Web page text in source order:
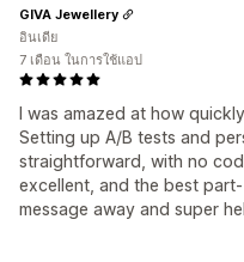
I was amazed at how
Setting up A/B tests and
straightforward, with no
excellent, and the best
message away and super
GIVA Jewellery
อินเดีย
7 เดือน ในการใช้แอป